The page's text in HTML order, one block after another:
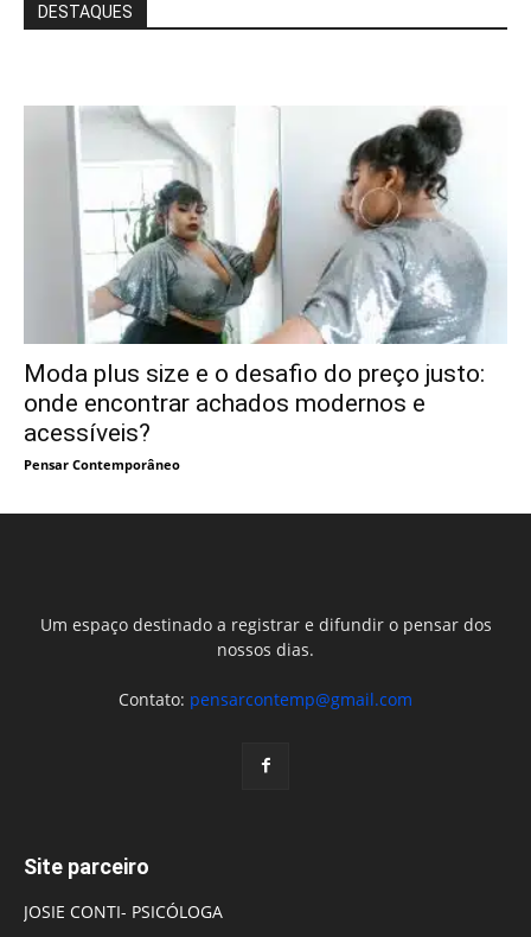
DESTAQUES
Moda plus size e o desafio do preço justo:
onde encontrar achados modernos e
acessíveis?
Pensar Contemporâneo
Um espaço destinado a registrar e difundir o pensar dos
nossos dias.
Contato: pensarcontemp@gmail.com
Site parceiro
JOSIE CONTI- PSICÓLOGA